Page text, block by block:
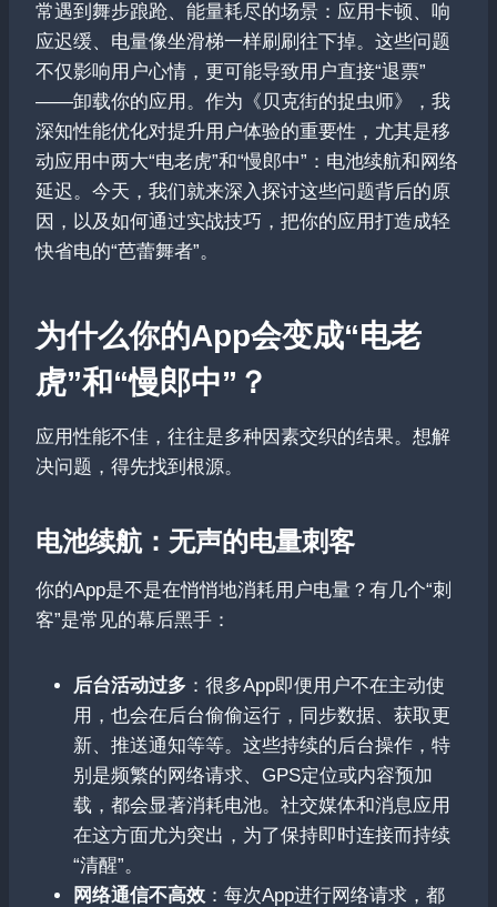
常遇到舞步踉跄、能量耗尽的场景：应用卡顿、响
应迟缓、电量像坐滑梯一样刷刷往下掉。这些问题
不仅影响用户心情，更可能导致用户直接“退票”
——卸载你的应用。作为《贝克街的捉虫师》，我
深知性能优化对提升用户体验的重要性，尤其是移
动应用中两大“电老虎”和“慢郎中”：电池续航和网络
延迟。今天，我们就来深入探讨这些问题背后的原
因，以及如何通过实战技巧，把你的应用打造成轻
快省电的“芭蕾舞者”。
为什么你的App会变成“电老
虎”和“慢郎中”？
应用性能不佳，往往是多种因素交织的结果。想解
决问题，得先找到根源。
电池续航：无声的电量刺客
你的App是不是在悄悄地消耗用户电量？有几个“刺
客”是常见的幕后黑手：
后台活动过多 ：很多App即便用户不在主动使
用，也会在后台偷偷运行，同步数据、获取更
新、推送通知等等。这些持续的后台操作，特
别是频繁的网络请求、GPS定位或内容预加
载，都会显著消耗电池。社交媒体和消息应用
在这方面尤为突出，为了保持即时连接而持续
“清醒”。
网络通信不高效 ：每次App进行网络请求，都